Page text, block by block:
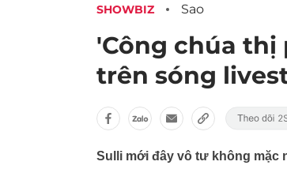
SHOWBIZ Sao
'Công chúa thị
trên sóng
Sulli mới đây vô tư không mặc